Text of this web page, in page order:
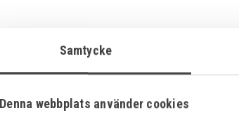
Samtycke
Denna webbplats använder cookies